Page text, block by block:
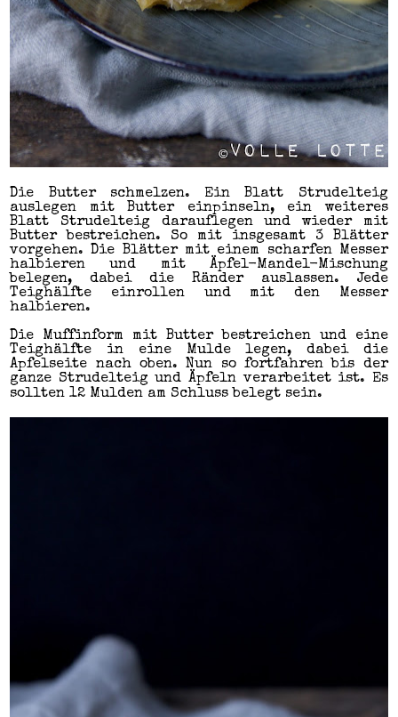
Die Butter schmelzen. Ein Blatt Strudelteig
auslegen mit Butter einpinseln, ein weiteres
Blatt Strudelteig darauflegen und wieder mit
Butter bestreichen. So mit insgesamt 3 Blätter
vorgehen. Die Blätter mit einem scharfen Messer
halbieren und mit Äpfel-Mandel-Mischung
belegen, dabei die Ränder auslassen. Jede
Teighälfte einrollen und mit den Messer
halbieren.
Die Muffinform mit Butter bestreichen und eine
Teighälfte in eine Mulde legen, dabei die
Apfelseite nach oben. Nun so fortfahren bis der
ganze Strudelteig und Äpfeln verarbeitet ist. Es
sollten 12 Mulden am Schluss belegt sein.